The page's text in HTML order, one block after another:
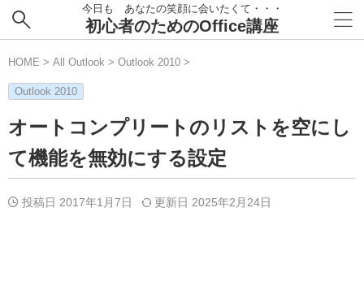
今日も あなたの笑顔に会いたくて・・・
初心者のためのOffice講座
HOME > All Outlook > Outlook 2010 >
Outlook 2010
オートコンプリートのリストを空にし
て機能を無効にする設定
投稿日 2017年1月7日 更新日 2025年2月24日